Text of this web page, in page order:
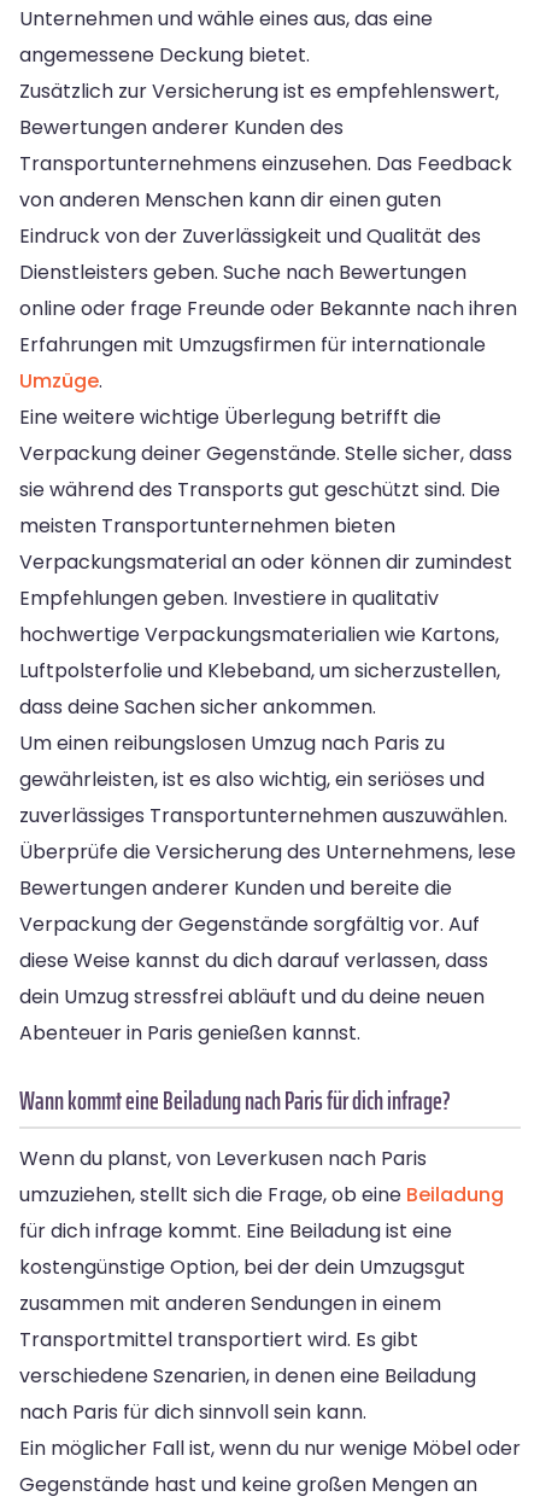
Unternehmen und wähle eines aus, das eine
angemessene Deckung bietet.
Zusätzlich zur Versicherung ist es empfehlenswert,
Bewertungen anderer Kunden des
Transportunternehmens einzusehen. Das Feedback
von anderen Menschen kann dir einen guten
Eindruck von der Zuverlässigkeit und Qualität des
Dienstleisters geben. Suche nach Bewertungen
online oder frage Freunde oder Bekannte nach ihren
Erfahrungen mit Umzugsfirmen für internationale
Umzüge.
Eine weitere wichtige Überlegung betrifft die
Verpackung deiner Gegenstände. Stelle sicher, dass
sie während des Transports gut geschützt sind. Die
meisten Transportunternehmen bieten
Verpackungsmaterial an oder können dir zumindest
Empfehlungen geben. Investiere in qualitativ
hochwertige Verpackungsmaterialien wie Kartons,
Luftpolsterfolie und Klebeband, um sicherzustellen,
dass deine Sachen sicher ankommen.
Um einen reibungslosen Umzug nach Paris zu
gewährleisten, ist es also wichtig, ein seriöses und
zuverlässiges Transportunternehmen auszuwählen.
Überprüfe die Versicherung des Unternehmens, lese
Bewertungen anderer Kunden und bereite die
Verpackung der Gegenstände sorgfältig vor. Auf
diese Weise kannst du dich darauf verlassen, dass
dein Umzug stressfrei abläuft und du deine neuen
Abenteuer in Paris genießen kannst.
Wann kommt eine Beiladung nach Paris für dich infrage?
Wenn du planst, von Leverkusen nach Paris
umzuziehen, stellt sich die Frage, ob eine Beiladung
für dich infrage kommt. Eine Beiladung ist eine
kostengünstige Option, bei der dein Umzugsgut
zusammen mit anderen Sendungen in einem
Transportmittel transportiert wird. Es gibt
verschiedene Szenarien, in denen eine Beiladung
nach Paris für dich sinnvoll sein kann.
Ein möglicher Fall ist, wenn du nur wenige Möbel oder
Gegenstände hast und keine großen Mengen an